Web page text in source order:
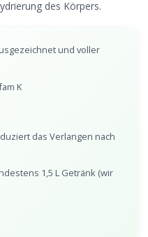
des Körpers.
und voller
K
das Verlangen nach
1,5 L Getränk (wir